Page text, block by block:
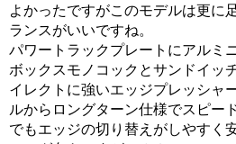
よかったですがこのモデルは更に
ランスがいいですね。
パワートラックプレートにアルミ
ボックスモノコックとサンドイッ
イレクトに強いエッジプレッシャ
ルからロングターン仕様でスピー
でもエッジの切り替えがしやすく